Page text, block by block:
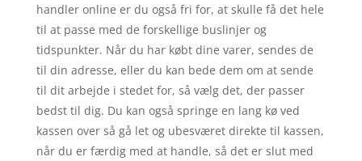
handler online er du også fri for, at skulle få det hele
til at passe med de forskellige buslinjer og
tidspunkter. Når du har købt dine varer, sendes de
til din adresse, eller du kan bede dem om at sende
til dit arbejde i stedet for, så vælg det, der passer
bedst til dig. Du kan også springe en lang kø ved
kassen over så gå let og ubesværet direkte til kassen,
når du er færdig med at handle, så det er slut med